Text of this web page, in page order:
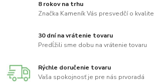
8 rokov na trhu
Značka Kameník Vás presvedčí o kvalite
30 dní na vrátenie tovaru
Predĺžili sme dobu na vrátenie tovaru
Rýchle doručenie tovaru
Vaša spokojnosť je pre nás prvoradá